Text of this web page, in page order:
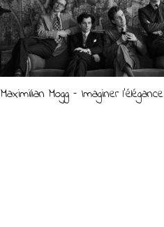
Maximilian Mogg – Imaginer l’élégance